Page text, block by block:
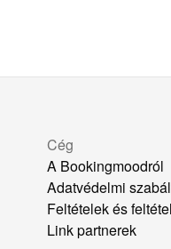
Cég
A Bookingmoodról
Adatvédelmi
Feltételek és
Link partnerek